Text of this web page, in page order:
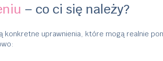
– co ci się należy?
konkretne uprawnienia, które mogą realnie